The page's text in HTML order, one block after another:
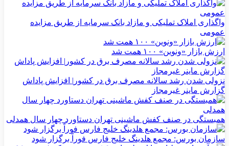
واگذاری املاک تملیکی و مازاد بانک سرمایه از طریق مزایده
عمومی
ارزش بازار «ونوین» ۱۰۰ همت شد
نزولی شدن رشد سالانه مصرف برق در کشور| افزایش پاداش
گزارش ماینر غیرمجاز
همبستگی در صنف کفش ماشینی تهران دستاورد چهار سال همدلی
سازمان بورس: مجمع هلدینگ خلیج فارس فوراً برگزار شود